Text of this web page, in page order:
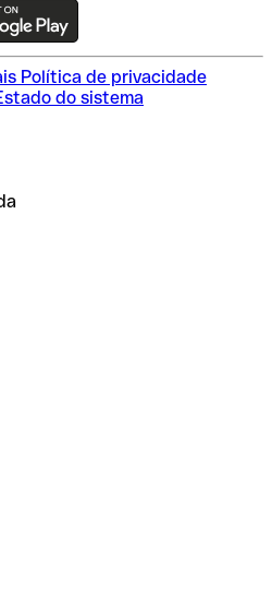
Política de privacidade
do sistema